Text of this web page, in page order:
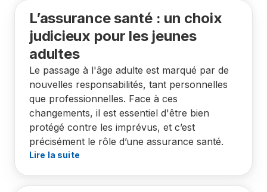
L’assurance santé : un choix
judicieux pour les jeunes
adultes
Le passage à l'âge adulte est marqué par de
nouvelles responsabilités, tant personnelles
que professionnelles. Face à ces
changements, il est essentiel d'être bien
protégé contre les imprévus, et c’est
précisément le rôle d’une assurance santé.
Lire la suite